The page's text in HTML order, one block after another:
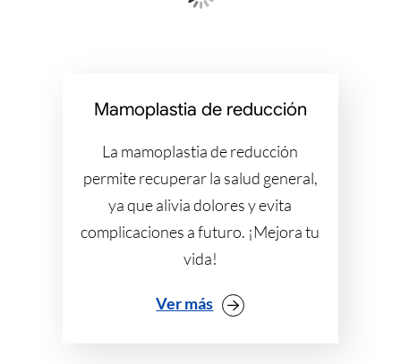
Mamoplastia de reducción
La mamoplastia de reducción
permite recuperar la salud general,
ya que alivia dolores y evita
complicaciones a futuro. ¡Mejora tu
vida!
Ver más